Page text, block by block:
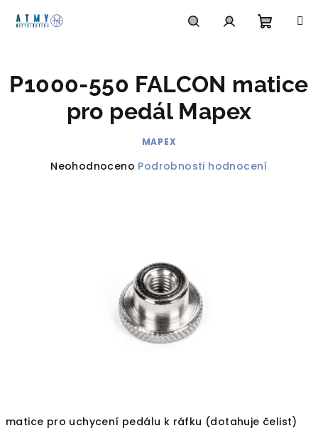
košík
matice pro uchycení pedálu k ráfku (dotahuje čelist)
P1000-550 FALCON matice
pro pedál Mapex
MAPEX
Průměrné
Neohodnoceno Podrobnosti hodnocení